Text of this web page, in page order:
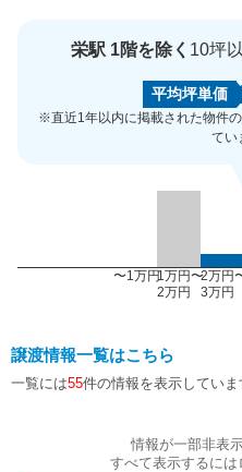
栄駅 1階を除く 10坪
平均坪単価
※直近1年以内に掲載された物件
てい
〜1万円1万円〜
2万円
2万円
3万円
譲渡情報一覧はこちら
一覧には55件の情報を表示していま
情報が一部非表
すべて表示するには